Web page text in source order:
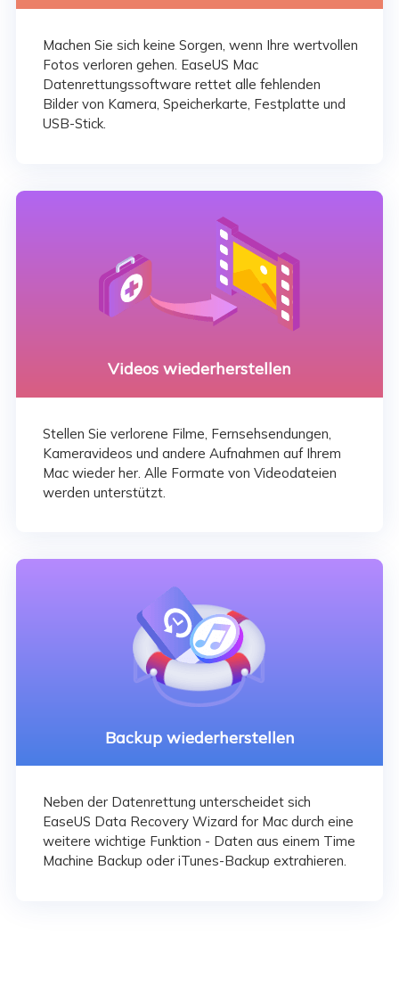
Machen Sie sich keine Sorgen, wenn Ihre wertvollen
Fotos verloren gehen. EaseUS Mac
Datenrettungssoftware rettet alle fehlenden
Bilder von Kamera, Speicherkarte, Festplatte und
USB-Stick.
Videos wiederherstellen
Stellen Sie verlorene Filme, Fernsehsendungen,
Kameravideos und andere Aufnahmen auf Ihrem
Mac wieder her. Alle Formate von Videodateien
werden unterstützt.
Backup wiederherstellen
Neben der Datenrettung unterscheidet sich
EaseUS Data Recovery Wizard for Mac durch eine
weitere wichtige Funktion - Daten aus einem Time
Machine Backup oder iTunes-Backup extrahieren.